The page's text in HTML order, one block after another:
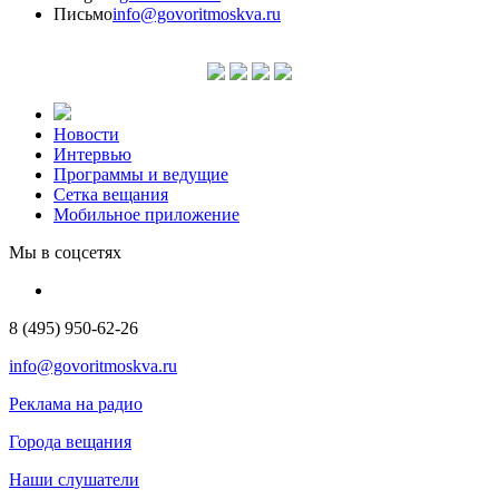
Письмоinfo@govoritmoskva.ru
Новости
Интервью
Программы и ведущие
Сетка вещания
Мобильное приложение
Мы в соцсетях
8 (495) 950-62-26
info@govoritmoskva.ru
Реклама на радио
Города вещания
Наши слушатели